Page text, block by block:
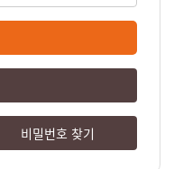
비밀번호 찾기